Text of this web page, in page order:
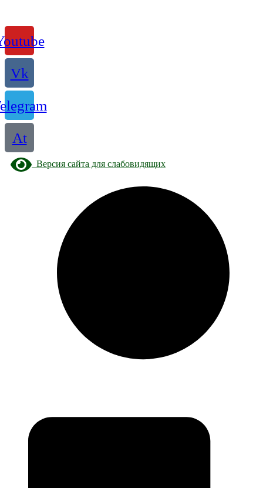
Vk
At
Версия сайта для слабовидящих